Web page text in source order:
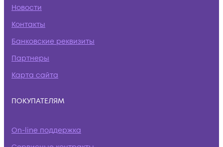
Новости
Контакты
Банковские реквизиты
Партнеры
Карта сайта
ПОКУПАТЕЛЯМ
On-line поддержка